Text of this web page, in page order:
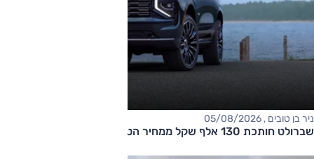
ניר בן טובים , 05/08/2026
שברולט חותכת 130 אלף שקל ממחיר הטאהו